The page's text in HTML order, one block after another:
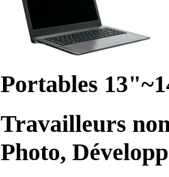
Portables
Travailleurs
Photo,